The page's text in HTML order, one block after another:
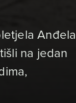
Anđela
na jedan